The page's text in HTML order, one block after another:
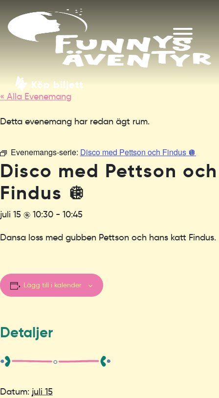
Köp biljett
« Alla Evenemang
Detta evenemang har redan ägt rum.
Evenemangs-serie: Disco med Pettson och Findus 🪩
Disco med Pettson och
Findus 🪩
juli 15 @ 10:30 - 10:45
Dansa loss med gubben Pettson och hans katt Findus.
Lägg till i kalender
Detaljer
Datum: juli 15